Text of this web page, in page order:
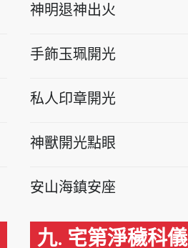
神明退神出火
手飾玉珮開光
私人印章開光
神獸開光點眼
安山海鎮安座
九. 宅第淨穢科儀